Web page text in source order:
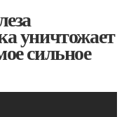
уничтожает
сильное